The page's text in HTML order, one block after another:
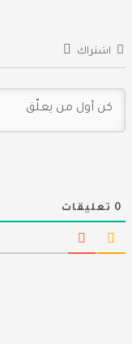
اشتراك
0 تعليقات